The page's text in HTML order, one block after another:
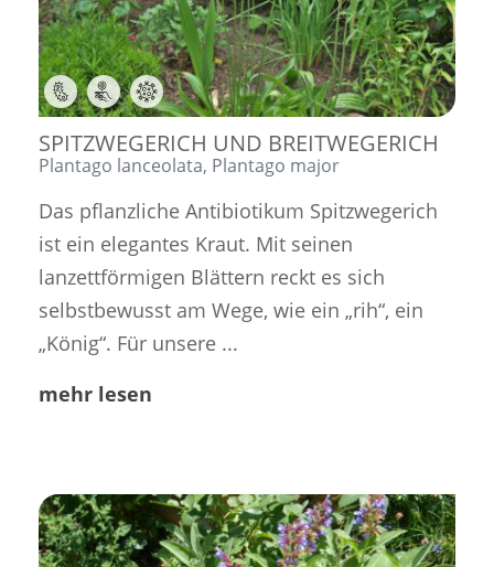
, ,
SPITZWEGERICH UND BREITWEGERICH
Plantago lanceolata, Plantago major
Das pflanzliche Antibiotikum Spitzwegerich
ist ein elegantes Kraut. Mit seinen
lanzettförmigen Blättern reckt es sich
selbstbewusst am Wege, wie ein „rih“, ein
„König“. Für unsere ...
mehr lesen